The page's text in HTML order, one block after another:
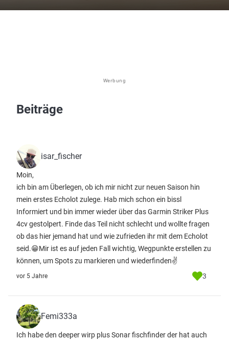
Werbung
Beiträge
isar_fischer
Moin,
ich bin am Überlegen, ob ich mir nicht zur neuen Saison hin
mein erstes Echolot zulege. Hab mich schon ein bissl
Informiert und bin immer wieder über das Garmin Striker Plus
4cv gestolpert. Finde das Teil nicht schlecht und wollte fragen
ob das hier jemand hat und wie zufrieden ihr mit dem Echolot
seid.😁Mir ist es auf jeden Fall wichtig, Wegpunkte erstellen zu
können, um Spots zu markieren und wiederfinden✌
vor 5 Jahre 3
Femi333a
Ich habe den deeper wirp plus Sonar fischfinder der hat auch